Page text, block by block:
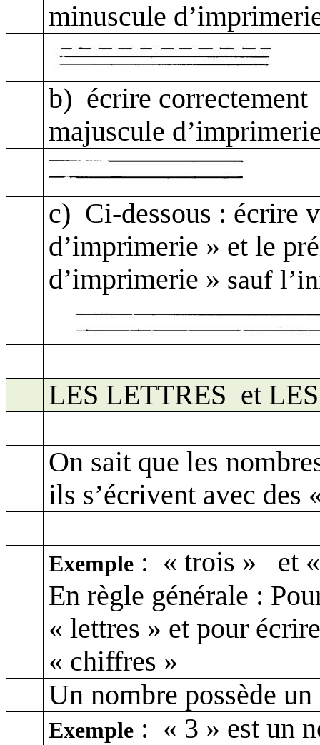
minuscule
b) écrire correctement
majuscule
c) Ci-dessous : écrire
d’imprimerie » et le
d’imprimerie » sauf
LES LETTRES et
On sait que les
ils s’écrivent avec des
Exemple : « trois »
et
En règle générale :
« lettres » et pour
« chiffres »
Un nombre possède
Exemple : « 3 » est un